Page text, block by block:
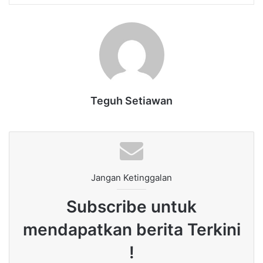
Teguh Setiawan
Jangan Ketinggalan
Subscribe untuk
mendapatkan berita Terkini
!